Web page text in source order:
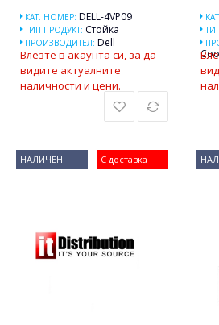
КАТ. НОМЕР: DELL-4VP09
ТИП ПРОДУКТ: Стойка
ПРОИЗВОДИТЕЛ: Dell
Влезте в акаунта си, за да
видите актуалните
наличности и цени.
С доставка
НАЛИЧЕН